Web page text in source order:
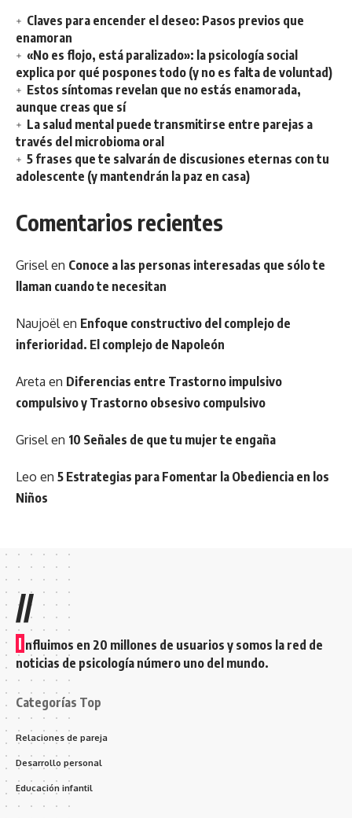
Claves para encender el deseo: Pasos previos que
enamoran
«No es flojo, está paralizado»: la psicología social
explica por qué pospones todo (y no es falta de voluntad)
Estos síntomas revelan que no estás enamorada,
aunque creas que sí
La salud mental puede transmitirse entre parejas a
través del microbioma oral
5 frases que te salvarán de discusiones eternas con tu
adolescente (y mantendrán la paz en casa)
Comentarios recientes
Grisel en Conoce a las personas interesadas que sólo te
llaman cuando te necesitan
Naujoël en Enfoque constructivo del complejo de
inferioridad. El complejo de Napoleón
Areta en Diferencias entre Trastorno impulsivo
compulsivo y Trastorno obsesivo compulsivo
Grisel en 10 Señales de que tu mujer te engaña
Leo en 5 Estrategias para Fomentar la Obediencia en los
Niños
//
I nfluimos en 20 millones de usuarios y somos la red de
noticias de psicología número uno del mundo.
Categorías Top
Relaciones de pareja
Desarrollo personal
Educación infantil